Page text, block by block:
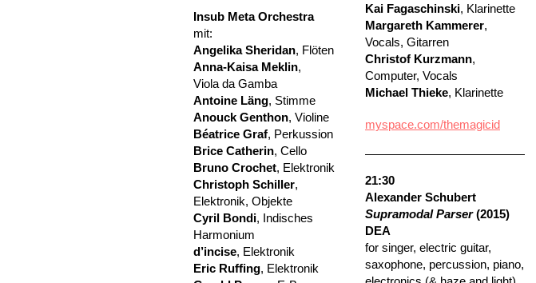
Insub Meta Orchestra
mit:
Angelika Sheridan, Flöten
Anna-Kaisa Meklin,
Viola da Gamba
Antoine Läng, Stimme
Anouck Genthon, Violine
Béatrice Graf, Perkussion
Brice Catherin, Cello
Bruno Crochet, Elektronik
Christoph Schiller,
Elektronik, Objekte
Cyril Bondi, Indisches
Harmonium
d’incise, Elektronik
Eric Ruffing, Elektronik
Kai Fagaschinski, Klarinette
Margareth Kammerer,
Vocals, Gitarren
Christof Kurzmann,
Computer, Vocals
Michael Thieke, Klarinette
myspace.com/themagicid
21:30
Alexander Schubert
Supramodal Parser(2015)
DEA
for singer, electric guitar,
saxophone, percussion, piano,